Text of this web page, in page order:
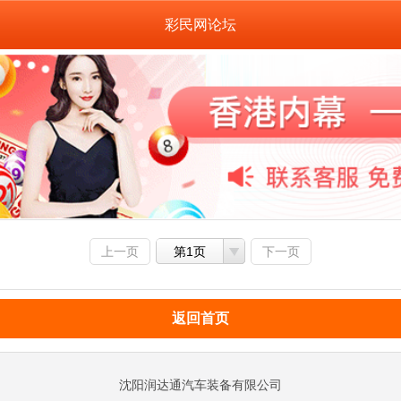
彩民网论坛
上一页 第1页 下一页
返回首页
沈阳润达通汽车装备有限公司